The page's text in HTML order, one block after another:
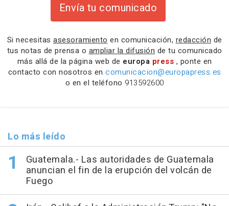
Envía tu comunicado
Si necesitas asesoramiento en comunicación, redacción de
tus notas de prensa o ampliar la difusión de tu comunicado
más allá de la página web de europa press , ponte en
contacto con nosotros en comunicacion@europapress.es
o en el teléfono 913592600
Lo más leído
Guatemala.- Las autoridades de Guatemala
anuncian el fin de la erupción del volcán de
Fuego